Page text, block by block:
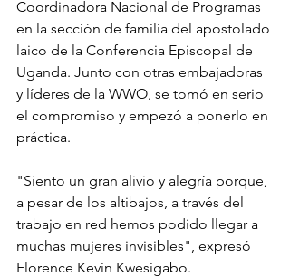
Coordinadora Nacional de Programas
en la sección de familia del apostolado
laico de la Conferencia Episcopal de
Uganda. Junto con otras embajadoras
y líderes de la WWO, se tomó en serio
el compromiso y empezó a ponerlo en
práctica.
"Siento un gran alivio y alegría porque,
a pesar de los altibajos, a través del
trabajo en red hemos podido llegar a
muchas mujeres invisibles", expresó
Florence Kevin Kwesigabo.